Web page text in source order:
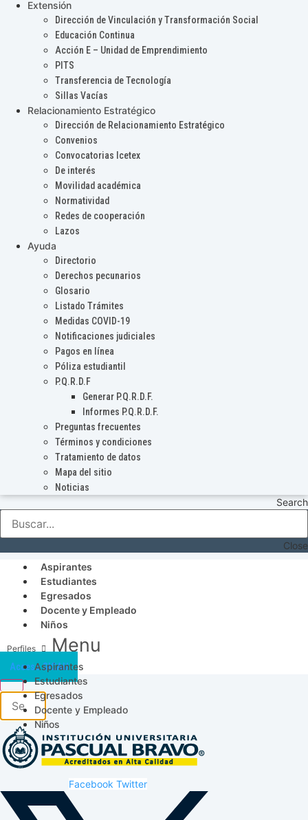
Extensión
Dirección de Vinculación y Transformación Social
Educación Continua
Acción E – Unidad de Emprendimiento
PITS
Transferencia de Tecnología
Sillas Vacías
Relacionamiento Estratégico
Dirección de Relacionamiento Estratégico
Convenios
Convocatorias Icetex
De interés
Movilidad académica
Normatividad
Redes de cooperación
Lazos
Ayuda
Directorio
Derechos pecunarios
Glosario
Listado Trámites
Medidas COVID-19
Notificaciones judiciales
Pagos en línea
Póliza estudiantil
P.Q.R.D.F
Generar P.Q.R.D.F.
Informes P.Q.R.D.F.
Preguntas frecuentes
Términos y condiciones
Tratamiento de datos
Mapa del sitio
Noticias
Search
Close
Aspirantes
Estudiantes
Egresados
Docente y Empleado
Niños
Menu
Aspirantes
Estudiantes
Egresados
Docente y Empleado
Niños
Acceso SICAU
Facebook Twitter